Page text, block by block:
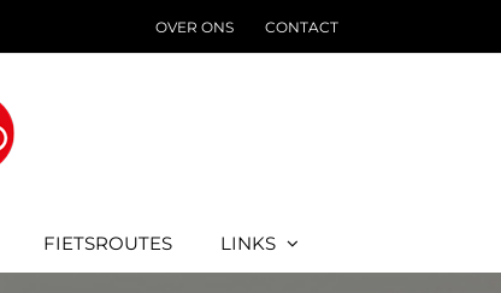
OVER ONS CONTACT
FIETSROUTES LINKS